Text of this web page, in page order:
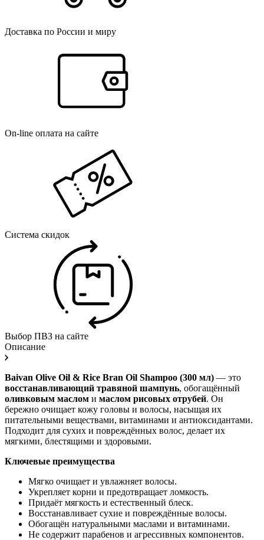
Доставка по России и миру
On-line оплата на сайте
Система скидок
Выбор ПВЗ на сайте
Описание
Baivan Olive Oil & Rice Bran Oil Shampoo (300 мл) — это
восстанавливающий травяной шампунь, обогащённый
оливковым маслом и маслом рисовых отрубей. Он
бережно очищает кожу головы и волосы, насыщая их
питательными веществами, витаминами и антиоксидантами.
Подходит для сухих и повреждённых волос, делает их
мягкими, блестящими и здоровыми.
Ключевые преимущества
Мягко очищает и увлажняет волосы.
Укрепляет корни и предотвращает ломкость.
Придаёт мягкость и естественный блеск.
Восстанавливает сухие и повреждённые волосы.
Обогащён натуральными маслами и витаминами.
Не содержит парабенов и агрессивных компонентов.